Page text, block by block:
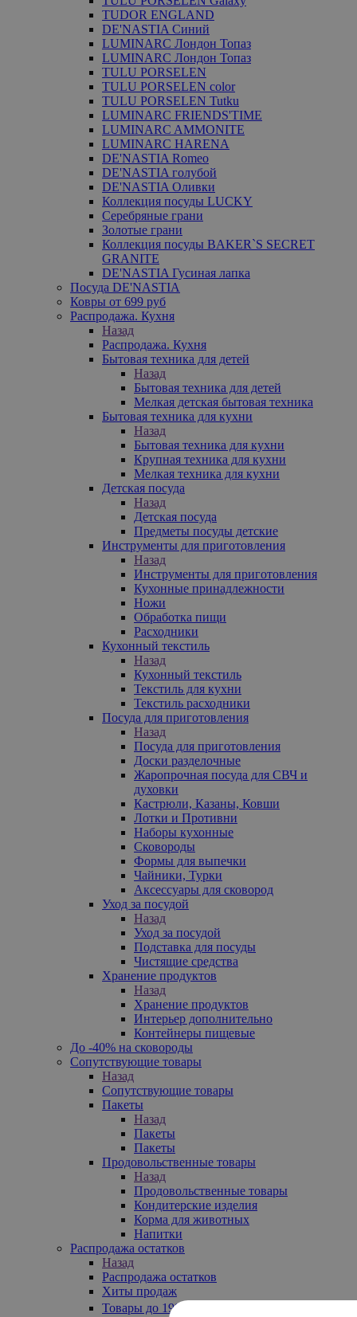
TUDOR ENGLAND
DE'NASTIA Синий
LUMINARC Лондон Топаз
LUMINARC Лондон Топаз
TULU PORSELEN
TULU PORSELEN color
TULU PORSELEN Tutku
LUMINARC FRIENDS'TIME
LUMINARC AMMONITE
LUMINARC HARENA
DE'NASTIA Romeo
DE'NASTIA голубой
DE'NASTIA Оливки
Коллекция посуды LUCKY
Серебряные грани
Золотые грани
Коллекция посуды BAKER`S SECRET
GRANITE
DE'NASTIA Гусиная лапка
Посуда DE'NASTIA
Ковры от 699 руб
Распродажа. Кухня
Назад
Распродажа. Кухня
Бытовая техника для детей
Назад
Бытовая техника для детей
Мелкая детская бытовая техника
Бытовая техника для кухни
Назад
Бытовая техника для кухни
Крупная техника для кухни
Мелкая техника для кухни
Детская посуда
Назад
Детская посуда
Предметы посуды детские
Инструменты для приготовления
Назад
Инструменты для приготовления
Кухонные принадлежности
Ножи
Обработка пищи
Расходники
Кухонный текстиль
Назад
Кухонный текстиль
Текстиль для кухни
Текстиль расходники
Посуда для приготовления
Назад
Посуда для приготовления
Доски разделочные
Жаропрочная посуда для СВЧ и
духовки
Кастрюли, Казаны, Ковши
Лотки и Противни
Наборы кухонные
Сковороды
Формы для выпечки
Чайники, Турки
Аксессуары для сковород
Уход за посудой
Назад
Уход за посудой
Подставка для посуды
Чистящие средства
Хранение продуктов
Назад
Хранение продуктов
Интерьер дополнительно
Контейнеры пищевые
До -40% на сковороды
Сопутствующие товары
Назад
Сопутствующие товары
Пакеты
Назад
Пакеты
Пакеты
Продовольственные товары
Назад
Продовольственные товары
Кондитерские изделия
Корма для животных
Напитки
Распродажа остатков
Назад
Распродажа остатков
Хиты продаж
Товары до 199₽